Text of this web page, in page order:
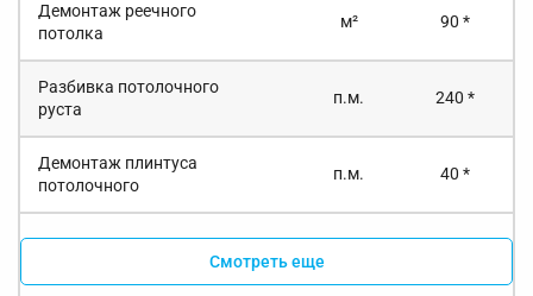
Демонтаж реечного
потолка
м² 90 *
Разбивка потолочного
руста
п.м. 240 *
Демонтаж плинтуса
потолочного
п.м. 40 *
Смотреть еще